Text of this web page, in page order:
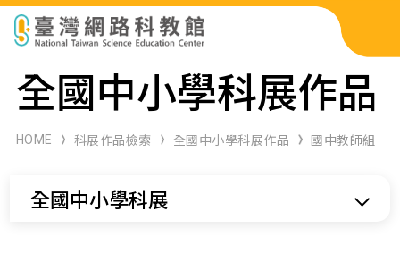
科展作品檢索
科學研習月刊
全國中小學科展作品
HOME 科展作品檢索 全國中小學科展作品 國中教師組
全國中小學科展